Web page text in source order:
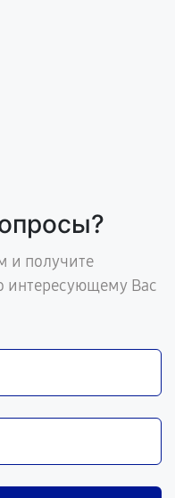
и получите
интересующему Вас